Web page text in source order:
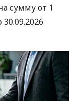
сумму от 1